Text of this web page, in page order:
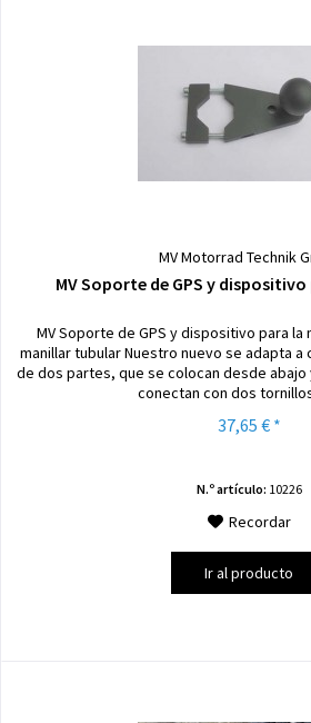
MV Motorrad Technik
MV Soporte de GPS y
MV Soporte de GPS y dispositivo para la
manillar tubular Nuestro nuevo se adapta a
de dos partes, que se colocan desde abajo
conectan con dos
37,65 € *
N.º artículo: 10226
Recordar
Ir al producto